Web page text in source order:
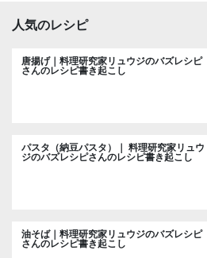
人気のレシピ
唐揚げ｜料理研究家リュウジのバズレシピ
さんのレシピ書き起こし
パスタ（納豆パスタ）｜ 料理研究家リュウ
ジのバズレシピさんのレシピ書き起こし
油そば｜料理研究家リュウジのバズレシピ
さんのレシピ書き起こし